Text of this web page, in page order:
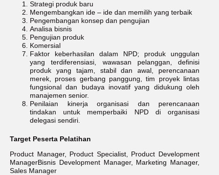
Strategi produk baru
Mengembangkan ide – ide dan memilih yang terbaik
Pengembangan konsep dan pengujian
Analisa bisnis
Pengujian produk
Komersial
Faktor keberhasilan dalam NPD; produk unggulan
yang terdiferensiasi, wawasan pelanggan, definisi
produk yang tajam, stabil dan awal, perencanaan
merek, proses gerbang panggung, tim proyek lintas
fungsional dan budaya inovatif yang didukung oleh
manajemen senior.
Penilaian kinerja organisasi dan perencanaan
tindakan untuk memperbaiki NPD di organisasi
delegasi sendiri.
Target Peserta Pelatihan
Product Manager, Product Specialist, Product Development
ManagerBisnis Development Manager, Marketing Manager,
Sales Manager